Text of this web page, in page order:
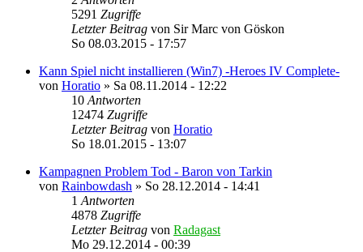
5291 Zugriffe
Letzter Beitrag von Sir Marc von Göskon
So 08.03.2015 - 17:57
Kann Spiel nicht installieren (Win7) -Heroes IV Complete-
von Horatio » Sa 08.11.2014 - 12:22
10 Antworten
12474 Zugriffe
Letzter Beitrag von Horatio
So 18.01.2015 - 13:07
Kampagnen Problem Tod - Baron von Tarkin
von Rainbowdash » So 28.12.2014 - 14:41
1 Antworten
4878 Zugriffe
Letzter Beitrag von Radagast
Mo 29.12.2014 - 00:39